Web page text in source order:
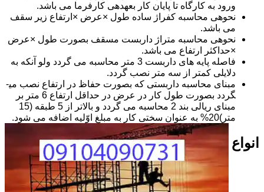
ورود به کارگاه تا پایان کار بعهده­ی کارفرما می باشد.
نحوه­ی محاسبه کفراژ ساده طول ×عرض ×ارتفاع زیر سقف
می باشد.
نحوه­ی محاسبه متراژ داربست مسقف بصورت طول ×عرض
×حداکثر ارتفاع می باشد.
فاصله پایه های داربست 3 متر محاسبه می گردد ولو آنکه به
دلایلی کمتر از سه متر نصب گردد.
مبنای محاسبه داربستی که بصورت حفاظ در ارتفاع نصب می­
گردد بصورت طول کار در عرض در حداقل ارتفاع 6 متر بر
مبنای ریالی بند 2 محاسبه می گردد و بالاتر از 5 طبقه (15
متر)20% به عنوان سختی کار به مبلغ اوّلیه اضافه می شود.
انواع